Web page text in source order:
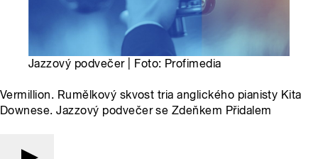
Jazzový podvečer | Foto: Profimedia
Vermillion. Rumělkový skvost tria anglického pianisty Kita
Downese. Jazzový podvečer se Zdeňkem Přidalem